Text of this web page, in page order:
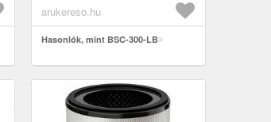
300-...
arukereso.hu
Hasonlók, mint BSC-300-LB